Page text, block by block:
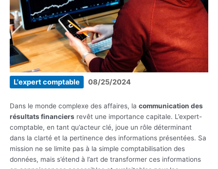
L'expert comptable 08/25/2024
Dans le monde complexe des affaires, la communication des
résultats financiers revêt une importance capitale. L’expert-
comptable, en tant qu’acteur clé, joue un rôle déterminant
dans la clarté et la pertinence des informations présentées. Sa
mission ne se limite pas à la simple comptabilisation des
données, mais s’étend à l’art de transformer ces informations